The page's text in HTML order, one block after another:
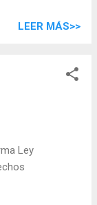
los usuarios
LEER MÁS>>
Ley